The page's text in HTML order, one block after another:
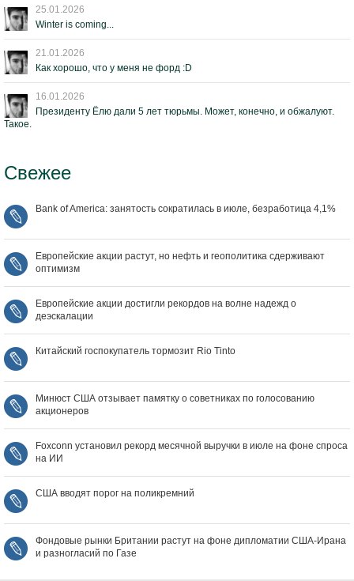
25.01.2026
Winter is coming...
21.01.2026
Как хорошо, что у меня не форд :D
16.01.2026
Президенту Ёлю дали 5 лет тюрьмы. Может, конечно, и обжалуют.
Такое.
Свежее
Bank of America: занятость сократилась в июле, безработица 4,1%
Европейские акции растут, но нефть и геополитика сдерживают
оптимизм
Европейские акции достигли рекордов на волне надежд о
деэскалации
Китайский госпокупатель тормозит Rio Tinto
Минюст США отзывает памятку о советниках по голосованию
акционеров
Foxconn установил рекорд месячной выручки в июле на фоне спроса
на ИИ
США вводят порог на поликремний
Фондовые рынки Британии растут на фоне дипломатии США‑Ирана
и разногласий по Газе